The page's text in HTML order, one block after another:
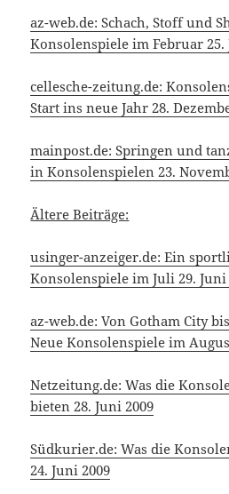
az-web.de: Schach, Stoff und
Konsolenspiele im Februar 25.
cellesche-zeitung.de:
Start ins neue Jahr 28.
mainpost.de: Springen und
in Konsolenspielen 23.
Ältere Beiträge:
usinger-anzeiger.de: Ein
Konsolenspiele im Juli 29. Juni
az-web.de: Von Gotham City
Neue Konsolenspiele im
Netzeitung.de: Was die
bieten 28. Juni 2009
Südkurier.de: Was die
24. Juni 2009